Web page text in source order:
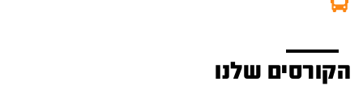
הקורסים שלנו